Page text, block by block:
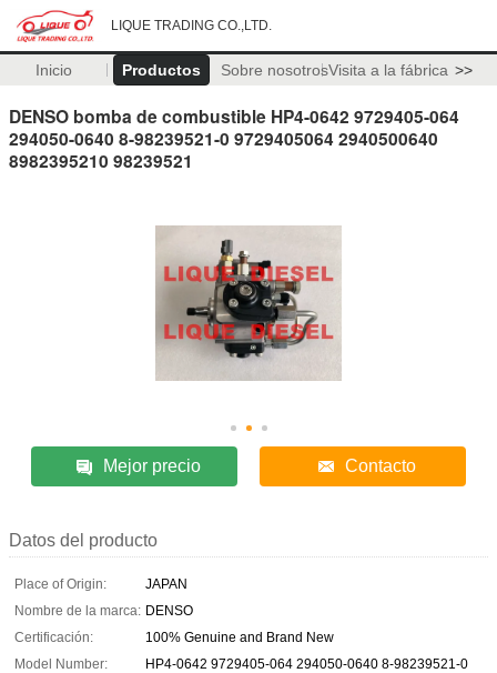
LIQUE TRADING CO.,LTD.
Inicio Productos Sobre nosotrosVisita a la fábrica >>
DENSO bomba de combustible HP4-0642 9729405-064
294050-0640 8-98239521-0 9729405064 2940500640
8982395210 98239521
Mejor precio Contacto
Datos del producto
Place of Origin:
JAPAN
Nombre de la marca: DENSO
Certificación:
100% Genuine and Brand New
Model Number:
HP4-0642 9729405-064 294050-0640 8-98239521-0